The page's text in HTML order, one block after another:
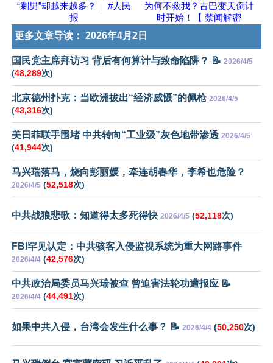
“剩男”却越来越多？｜ #人民
报
为何不救我？古巴变天倒计
时开始！【 禁闻解密
更多文章导读： 2026年4月2日
国民党主席拜访习 背后有何算计与致命陷阱？ 📝 2026/4/5
(48,289次)
北京德州扑克：当欧洲拔出“经济威慑”的佩枪 2026/4/5
(43,316次)
美日菲联手围堵 中共转向“工业级”灰色地带渗透 2026/4/5
(41,944次)
马兴瑞落马，烧向彭丽媛，牵连胡春华，李希也危险？
2026/4/5 (52,518次)
中共战狼悲歌：知道得太多死得快 2026/4/5 (52,118次)
FBI罕见认定：中共骇客入侵监视系统为重大网路事件
2026/4/4 (42,576次)
中共政治局委员马兴瑞被查 曾迫害法轮功遭报应 📝
2026/4/4 (44,491次)
如果中共入侵，台湾会发生什么事？ 📝 2026/4/4 (50,250次)